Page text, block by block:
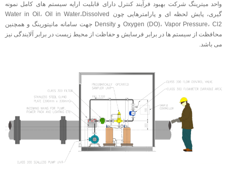
واحد ميترينگ شرکت بهبود فرآیند کنترل دارای قابلیت ارایه سیستم های کامل نمونه
گیری، پایش لحظه ای و پارامترهایی چون Water in Oil، Oil in Water،Dissolved
Oxygen (DO)، Vapor Pressure، Cl2 و Density جهت سامانه مانیتورینگ و همچنین
محافظت از سیستم ها در برابر فرسایش و حفاظت از محیط زیست در برابر آلایندگی نیز
می باشد.